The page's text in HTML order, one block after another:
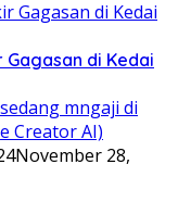
Gagasan di Kedai
November 28,